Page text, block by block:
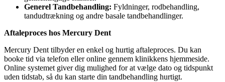
Generel Tandbehandling: Fyldninger, rodbehandling,
tandudtrækning og andre basale tandbehandlinger.
Aftaleproces hos Mercury Dent
Mercury Dent tilbyder en enkel og hurtig aftaleproces. Du kan
booke tid via telefon eller online gennem klinikkens hjemmeside.
Online systemet giver dig mulighed for at vælge dato og tidspunkt
uden tidstab, så du kan starte din tandbehandling hurtigt.